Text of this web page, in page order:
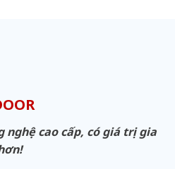
nghệ cao cấp, có giá trị gia